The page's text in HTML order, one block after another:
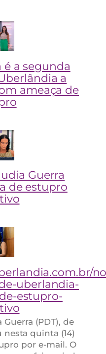
é a segunda
a
ameaça de
Guerra
de estupro
uberlandia-
estupro-
(PDT), de
nesta quinta (14)
por e-mail. O